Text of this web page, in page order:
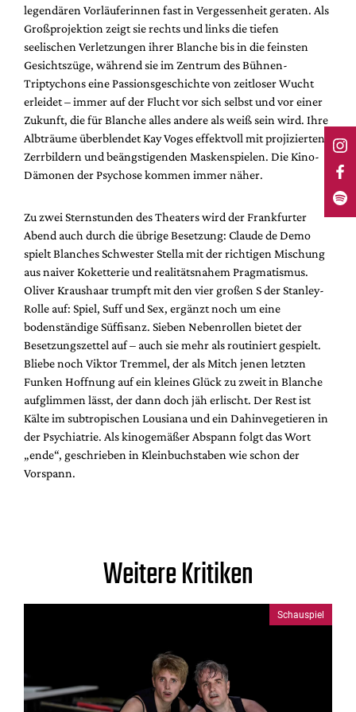
legendären Vorläuferinnen fast in Vergessenheit geraten. Als
Großprojektion zeigt sie rechts und links die tiefen
seelischen Verletzungen ihrer Blanche bis in die feinsten
Gesichtszüge, während sie im Zentrum des Bühnen-
Triptychons eine Passionsgeschichte von zeitloser Wucht
erleidet – immer auf der Flucht vor sich selbst und vor einer
Zukunft, die für Blanche alles andere als weiß sein wird. Ihre
Albträume überblendet Kay Voges effektvoll mit projizierten
Zerrbildern und beängstigenden Maskenspielen. Die Kino-
Dämonen der Psychose kommen immer näher.
Zu zwei Sternstunden des Theaters wird der Frankfurter
Abend auch durch die übrige Besetzung: Claude de Demo
spielt Blanches Schwester Stella mit der richtigen Mischung
aus naiver Koketterie und realitätsnahem Pragmatismus.
Oliver Kraushaar trumpft mit den vier großen S der Stanley-
Rolle auf: Spiel, Suff und Sex, ergänzt noch um eine
bodenständige Süffisanz. Sieben Nebenrollen bietet der
Besetzungszettel auf – auch sie mehr als routiniert gespielt.
Bliebe noch Viktor Tremmel, der als Mitch jenen letzten
Funken Hoffnung auf ein kleines Glück zu zweit in Blanche
aufglimmen lässt, der dann doch jäh erlischt. Der Rest ist
Kälte im subtropischen Lousiana und ein Dahinvegetieren in
der Psychiatrie. Als kinogemäßer Abspann folgt das Wort
„ende“, geschrieben in Kleinbuchstaben wie schon der
Vorspann.
Weitere Kritiken
Schauspiel